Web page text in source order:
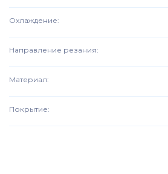
Охлаждение:
Направление резания:
Материал:
Покрытие: